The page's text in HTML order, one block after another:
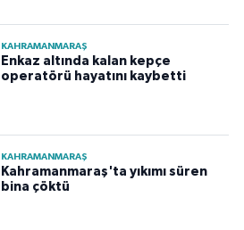
KAHRAMANMARAŞ
Enkaz altında kalan kepçe
operatörü hayatını kaybetti
KAHRAMANMARAŞ
Kahramanmaraş'ta yıkımı süren
bina çöktü